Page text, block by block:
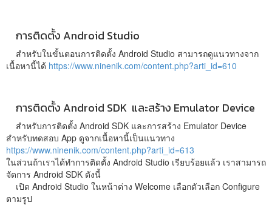
การติดตั้ง Android Studio
สำหรับในขั้นตอนการติดตั้ง Android Studio สามารถดูแนวทางจาก
เนื้อหานี้ได้ https://www.ninenik.com/content.php?arti_id=610
การติดตั้ง Android SDK และสร้าง Emulator Device
สำหรับการติดตั้ง Android SDK และการสร้าง Emulator Device
สำหรับทดสอบ App ดูจากเนื้อหานี้เป็นแนวทาง
https://www.ninenik.com/content.php?arti_id=613
ในส่วนถ้าเราได้ทำการติดตั้ง Android Studio เรียบร้อยแล้ว เราสามารถ
จัดการ Android SDK ดังนี้
เปิด Android Studio ในหน้าต่าง Welcome เลือกตัวเลือก Configure
ตามรูป